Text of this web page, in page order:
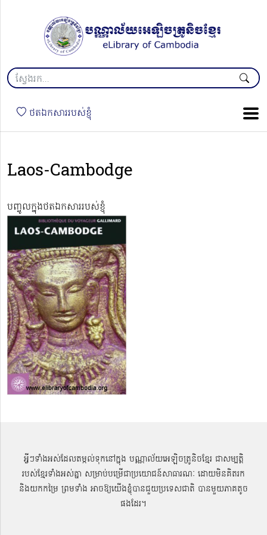
ថតឯកសាររបស់ខ្ញុំ
Laos-Cambodge
បញ្ចូលក្នុងថតឯកសាររបស់ខ្ញុំ
អ្វីៗទាំងអស់ដែលតម្កល់ទុកនៅក្នុង បណ្ណាល័យអេឡិចត្រូនិចខ្មែរ ជាសម្បតិ្ត
របស់ខ្មែរទាំងអស់គ្នា សម្រាប់បម្រើជាប្រយោជន៍សាធារណៈ ដោយមិនគិតរក
និងយកកម្រៃ ព្រមទាំង អាចឱ្យយើងខ្ញុំបានជួយប្រទេសជាតិ បានមួយភាគតូច
ផងដែរ។